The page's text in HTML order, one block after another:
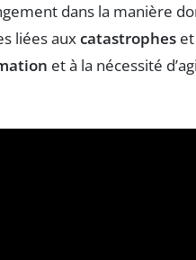
dans la manière
liées auxcatastrophes
et à la nécessité